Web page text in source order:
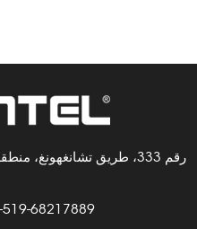
رقم 333، طريق تشانغهونغ،
68217889